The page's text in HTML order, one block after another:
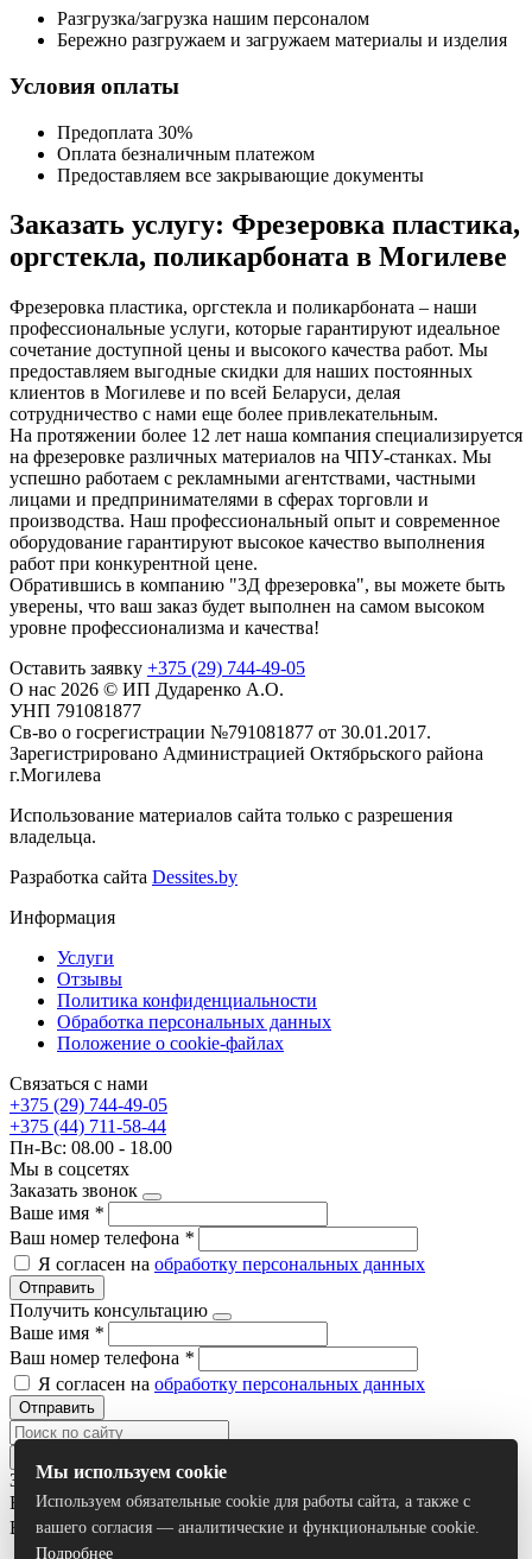
Разгрузка/загрузка нашим персоналом
Бережно разгружаем и загружаем материалы и изделия
Условия оплаты
Предоплата 30%
Оплата безналичным платежом
Предоставляем все закрывающие документы
Заказать услугу: Фрезеровка пластика,
оргстекла, поликарбоната в Могилеве
Фрезеровка пластика, оргстекла и поликарбоната – наши
профессиональные услуги, которые гарантируют идеальное
сочетание доступной цены и высокого качества работ. Мы
предоставляем выгодные скидки для наших постоянных
клиентов в Могилеве и по всей Беларуси, делая
сотрудничество с нами еще более привлекательным.
На протяжении более 12 лет наша компания специализируется
на фрезеровке различных материалов на ЧПУ-станках. Мы
успешно работаем с рекламными агентствами, частными
лицами и предпринимателями в сферах торговли и
производства. Наш профессиональный опыт и современное
оборудование гарантируют высокое качество выполнения
работ при конкурентной цене.
Обратившись в компанию "3Д фрезеровка", вы можете быть
уверены, что ваш заказ будет выполнен на самом высоком
уровне профессионализма и качества!
Оставить заявку +375 (29) 744-49-05
О нас 2026 © ИП Дударенко А.О.
УНП 791081877
Св-во о госрегистрации №791081877 от 30.01.2017.
Зарегистрировано Администрацией Октябрьского района
г.Могилева
Использование материалов сайта только с разрешения
владельца.
Разработка сайта Dessites.by
Информация
Услуги
Отзывы
Политика конфиденциальности
Обработка персональных данных
Положение о cookie-файлах
Связаться с нами
+375 (29) 744-49-05
+375 (44) 711-58-44
Пн-Вс: 08.00 - 18.00
Мы в соцсетях
Заказать звонок
Ваше имя *
Ваш номер телефона *
Я согласен на обработку персональных данных
Отправить
Получить консультацию
Ваше имя *
Ваш номер телефона *
Я согласен на обработку персональных данных
Отправить
Задать вопрос
Ваше имя*
Ваш номер телефона*
Мы используем cookie
Используем обязательные cookie для работы сайта, а также с
вашего согласия — аналитические и функциональные cookie.
Подробнее